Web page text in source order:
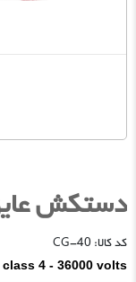
دستکش عایق
کد کالا: CG-40
4 - 36000 volts